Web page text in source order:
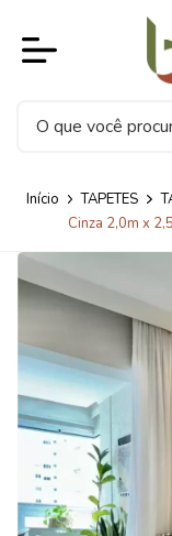
Início TAPETES
Cinza 2,0m x